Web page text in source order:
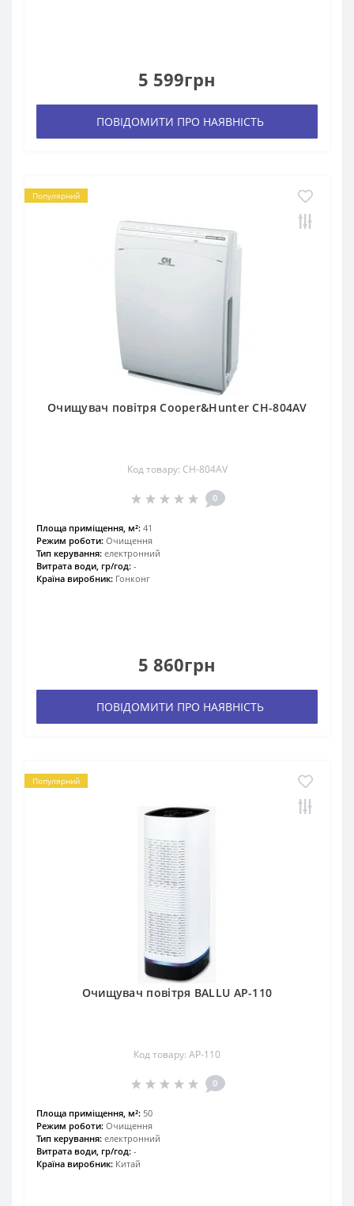
5 599грн
ПОВІДОМИТИ ПРО НАЯВНІСТЬ
Популярний
Очищувач повітря Cooper&Hunter CH-804AV
Код товару: CH-804AV
0
Площа приміщення, м²: 41
Режим роботи: Очищення
Тип керування: електронний
Витрата води, гр/год: -
Країна виробник: Гонконг
5 860грн
ПОВІДОМИТИ ПРО НАЯВНІСТЬ
Популярний
Очищувач повітря BALLU AP-110
Код товару: AP-110
0
Площа приміщення, м²: 50
Режим роботи: Очищення
Тип керування: електронний
Витрата води, гр/год: -
Країна виробник: Китай